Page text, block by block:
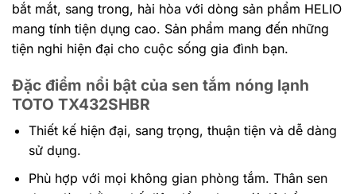
bắt mắt, sang trong, hài hòa với dòng sản phẩm HELIO
mang tính tiện dụng cao. Sản phẩm mang đến những
tiện nghi hiện đại cho cuộc sống gia đình bạn.
Đặc điểm nổi bật của sen tắm nóng lạnh
TOTO TX432SHBR
Thiết kế hiện đại, sang trọng, thuận tiện và dễ dàng
sử dụng.
Phù hợp với mọi không gian phòng tắm. Thân sen